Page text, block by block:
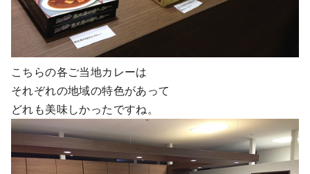
こちらの各ご当地カレーは
それぞれの地域の特色があって
どれも美味しかったですね。